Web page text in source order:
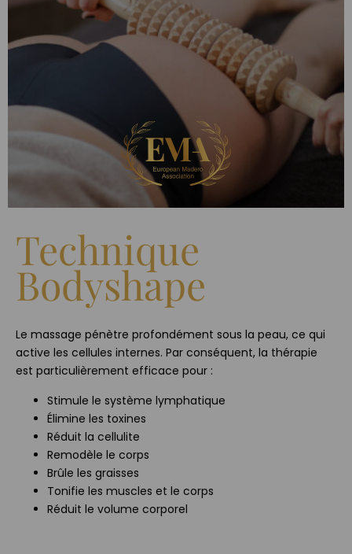
Technique
Bodyshape
Le massage pénètre profondément sous la peau, ce qui
active les cellules internes. Par conséquent, la thérapie
est particulièrement efficace pour :
Stimule le système lymphatique
Élimine les toxines
Réduit la cellulite
Remodèle le corps
Brûle les graisses
Tonifie les muscles et le corps
Réduit le volume corporel